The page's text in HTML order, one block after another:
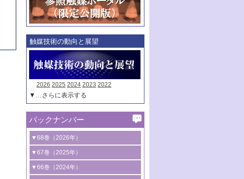
記事種別
マーク：
マークあり
触媒技術の動向と展望
2026 2025 2024 2023 2022
▼…さらに表示する
バックナンバー
▼68巻（2026年）
1号 過酸化水素合成に関する研究動向
2号 コンピューター技術により加速する
触媒開発
▼67巻（2025年）
1号 CO
水素化によるグリーン燃料/グリ
▼66巻（2024年）